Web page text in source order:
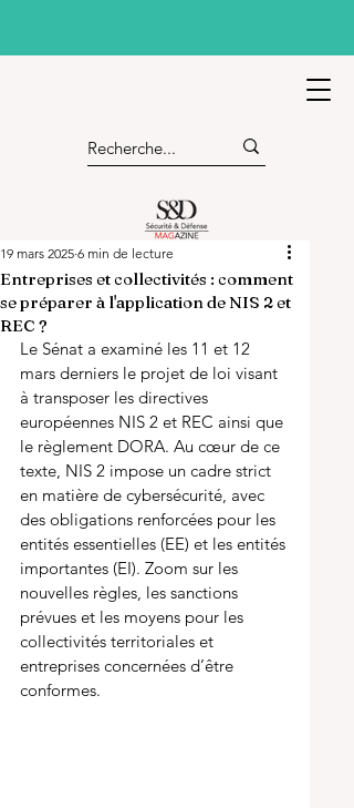
Entreprises et collectivités : comment
se préparer à l'application de NIS 2 et
REC ?
19 mars 2025 6 min de lecture
Le Sénat a examiné les 11 et 12
mars derniers le projet de loi visant
à transposer les directives
européennes NIS 2 et REC ainsi que
le règlement DORA. Au cœur de ce
texte, NIS 2 impose un cadre strict
en matière de cybersécurité, avec
des obligations renforcées pour les
entités essentielles (EE) et les entités
importantes (EI). Zoom sur les
nouvelles règles, les sanctions
prévues et les moyens pour les
collectivités territoriales et
entreprises concernées d’être
conformes.